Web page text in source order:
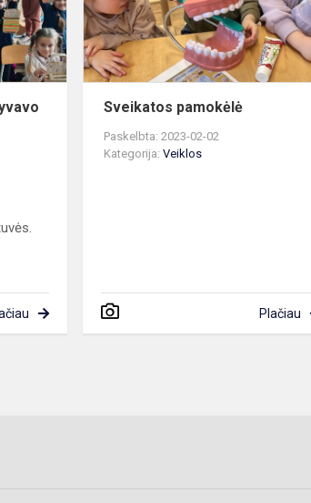
mokiniai
dalyvavo
nuotolinėje
pamokoje
Sveikatos pamokėlė
Paskelbta: 2023-02-02
Kategorija:Veiklos
Plačiau